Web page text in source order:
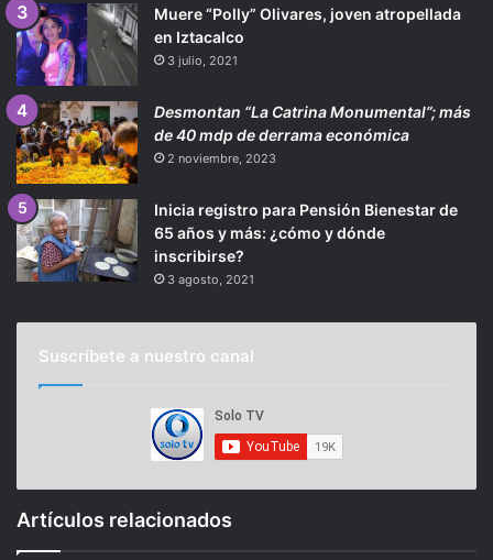
Muere “Polly” Olivares, joven atropellada
en Iztacalco
3 julio, 2021
Desmontan “La Catrina Monumental”; más
de 40 mdp de derrama económica
2 noviembre, 2023
Inicia registro para Pensión Bienestar de
65 años y más: ¿cómo y dónde
inscribirse?
3 agosto, 2021
Suscríbete a nuestro canal
Artículos relacionados